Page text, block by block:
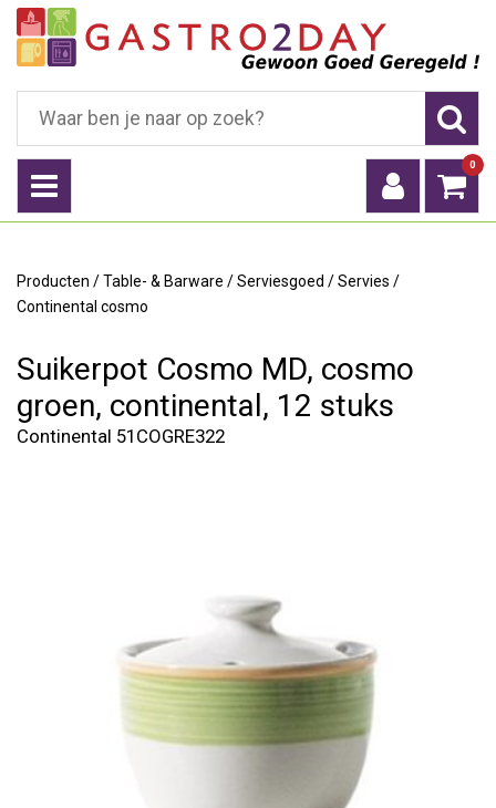
0
Producten /Table- & Barware /Serviesgoed /Servies /
Continental cosmo
Suikerpot Cosmo MD, cosmo
groen, continental, 12 stuks
Continental 51COGRE322